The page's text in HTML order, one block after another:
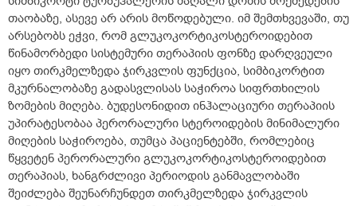
თაობაზე, ასევე არ არის მოწოდებული. იმ შემთხვევაში, თუ
არსებობს ეჭვი, რომ გლუკოკორტიკოსტეროიდებით
წინამორბედი სისტემური თერაპიის ფონზე დარღვეული
იყო თირკმელზედა ჯირკვლის ფუნქცია, სიმბიკორტით
მკურნალობაზე გადასვლისას საჭიროა სიფრთხილის
ზომების მიღება. ბუდესონიდით ინჰალაციური თერაპიის
უპირატესობაა პერორალური სტეროიდების მინიმალური
მიღების საჭიროება, თუმცა პაციენტებში, რომლებიც
წყვეტენ პერორალური გლუკოკორტიკოსტეროიდებით
თერაპიას, ხანგრძლივი პერიოდის განმავლობაში
შეიძლება შეუნარჩუნდეთ თირკმელზედა ჯირკვლის